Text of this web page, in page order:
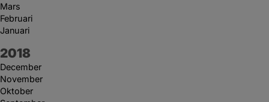
Mars
Februari
Januari
År:
2018
December
November
Oktober